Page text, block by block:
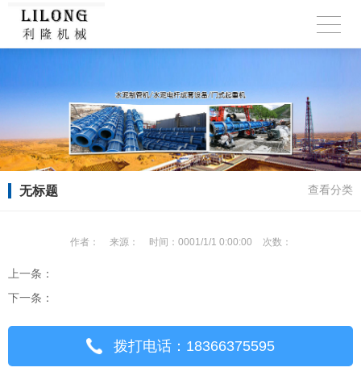
无标题 查看分类
作者： 来源： 时间： 0001/1/1 0:00:00 次数：
上一条：
下一条：
拨打电话：18366375595